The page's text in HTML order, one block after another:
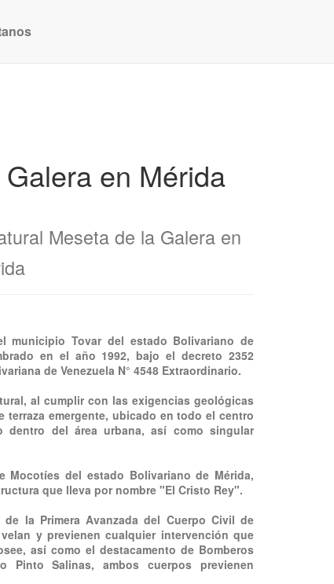
en Mérida
Meseta de la Galera en
municipio Tovar del estado Bolivariano de
en el año 1992, bajo el decreto 2352
de Venezuela N° 4548 Extraordinario.
al cumplir con las exigencias geológicas
emergente, ubicado en todo el centro
del área urbana, así como singular
del estado Bolivariano de Mérida,
que lleva por nombre "El Cristo Rey".
la Primera Avanzada del Cuerpo Civil de
y previenen cualquier intervención que
así como el destacamento de Bomberos
Pinto Salinas, ambos cuerpos previenen